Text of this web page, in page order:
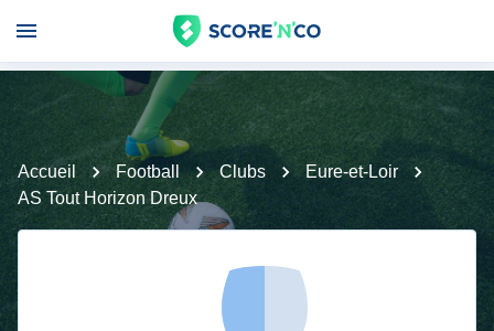
Accueil Football Clubs
Eure-et-Loir
AS Tout Horizon Dreux